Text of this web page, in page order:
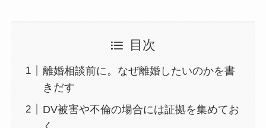
目次
離婚相談前に。なぜ離婚したいのかを書
きだす
DV被害や不倫の場合には証拠を集めてお